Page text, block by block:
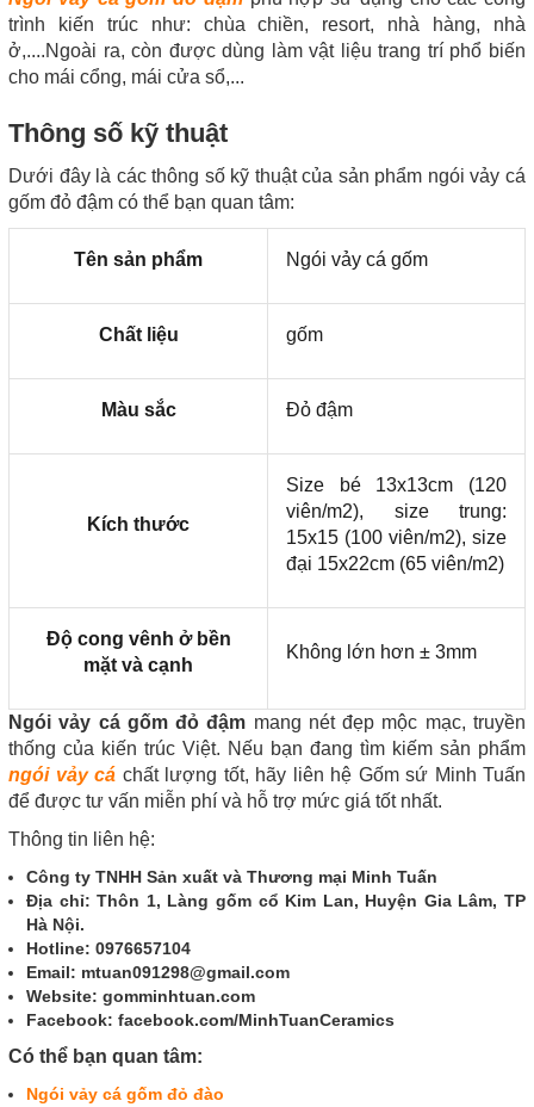
trình kiến trúc như: chùa chiền, resort, nhà hàng, nhà
ở,....Ngoài ra, còn được dùng làm vật liệu trang trí phổ biến
cho mái cổng, mái cửa sổ,...
Thông số kỹ thuật
Dưới đây là các thông số kỹ thuật của sản phẩm ngói vảy cá
gốm đỏ đậm có thể bạn quan tâm:
Tên sản phẩm Ngói vảy cá gốm
Chất liệu gốm
Màu sắc Đỏ đậm
Kích thước
Size bé 13x13cm (120
viên/m2), size trung:
15x15 (100 viên/m2), size
đại 15x22cm (65 viên/m2)
Độ cong vênh ở bền
mặt và cạnh
Không lớn hơn ± 3mm
Ngói vảy cá gốm đỏ đậm mang nét đẹp mộc mạc, truyền
thống của kiến trúc Việt. Nếu bạn đang tìm kiếm sản phẩm
ngói vảy cá chất lượng tốt, hãy liên hệ Gốm sứ Minh Tuấn
để được tư vấn miễn phí và hỗ trợ mức giá tốt nhất.
Thông tin liên hệ:
Công ty TNHH Sản xuất và Thương mại Minh Tuấn
Địa chỉ: Thôn 1, Làng gốm cổ Kim Lan, Huyện Gia Lâm, TP
Hà Nội.
Hotline: 0976657104
Email: mtuan091298@gmail.com
Website: gomminhtuan.com
Facebook: facebook.com/MinhTuanCeramics
Có thể bạn quan tâm:
Ngói vảy cá gốm đỏ đào